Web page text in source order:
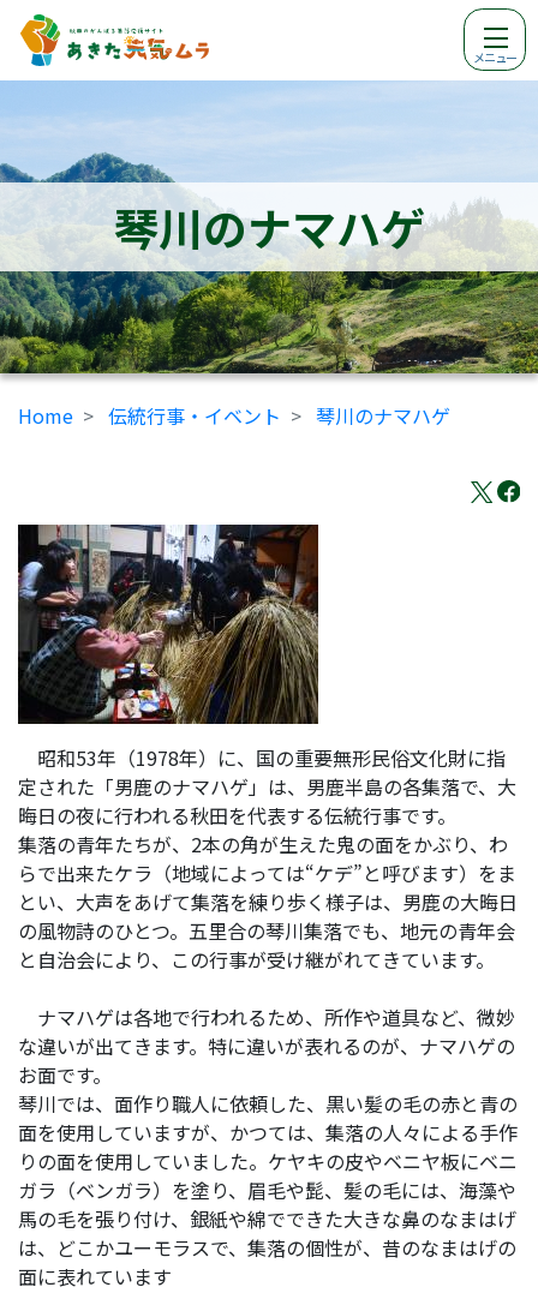
メニュー
琴川のナマハゲ
Home 伝統行事・イベント 琴川のナマハゲ
昭和53年（1978年）に、国の重要無形民俗文化財に指
定された「男鹿のナマハゲ」は、男鹿半島の各集落で、大
晦日の夜に行われる秋田を代表する伝統行事です。
集落の青年たちが、2本の角が生えた鬼の面をかぶり、わ
らで出来たケラ（地域によっては“ケデ”と呼びます）をま
とい、大声をあげて集落を練り歩く様子は、男鹿の大晦日
の風物詩のひとつ。五里合の琴川集落でも、地元の青年会
と自治会により、この行事が受け継がれてきています。
ナマハゲは各地で行われるため、所作や道具など、微妙
な違いが出てきます。特に違いが表れるのが、ナマハゲの
お面です。
琴川では、面作り職人に依頼した、黒い髪の毛の赤と青の
面を使用していますが、かつては、集落の人々による手作
りの面を使用していました。ケヤキの皮やベニヤ板にベニ
ガラ（ベンガラ）を塗り、眉毛や髭、髪の毛には、海藻や
馬の毛を張り付け、銀紙や綿でできた大きな鼻のなまはげ
は、どこかユーモラスで、集落の個性が、昔のなまはげの
面に表れています